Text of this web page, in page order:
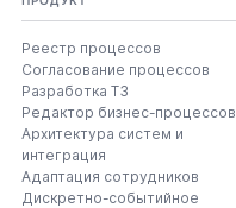
Реестр процессов
Согласование процессов
Разработка ТЗ
Редактор бизнес-процессов
Архитектура систем и
интеграция
Адаптация сотрудников
Дискретно-событийное